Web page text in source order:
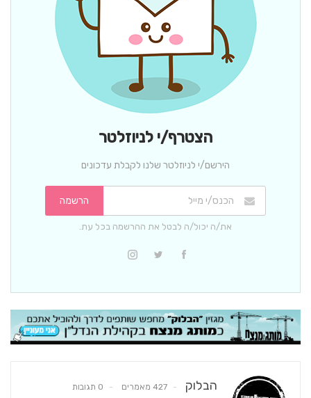
הצטרף/י לניוזלטר
הירשם/י לניוזלטר שלנו לקבלת עדכונים
הרשמה
את/ה יכול/ה לבטל את ההרשמה בכל עת.
הבלוק 427 מאמרים 0 תגובות